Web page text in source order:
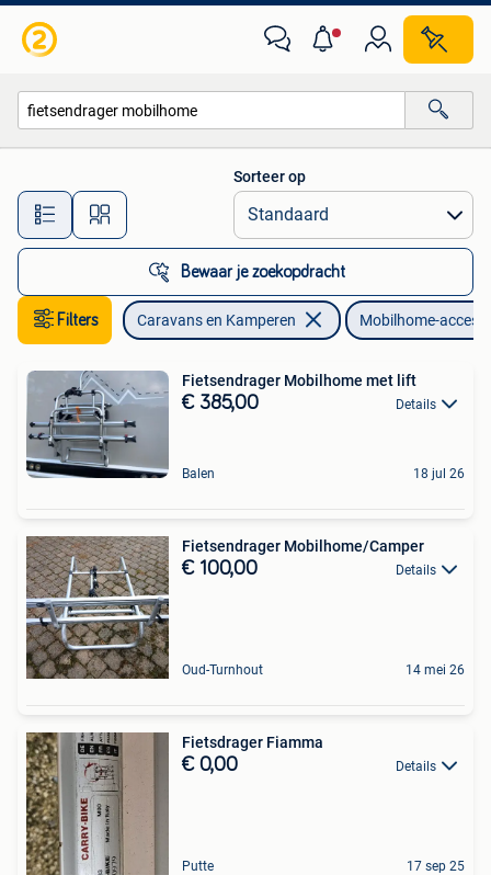
Alle afstanden…
Sorteer op
Bewaar je zoekopdracht
Filters Caravans en Kamperen Mobilhome-
Fietsendrager Mobilhome met lift
€ 385,00 Details
Balen 18 jul 26
Fietsendrager Mobilhome/Camper
€ 100,00 Details
Oud-Turnhout 14 mei 26
Fietsdrager Fiamma
€ 0,00 Details
Putte 17 sep 25